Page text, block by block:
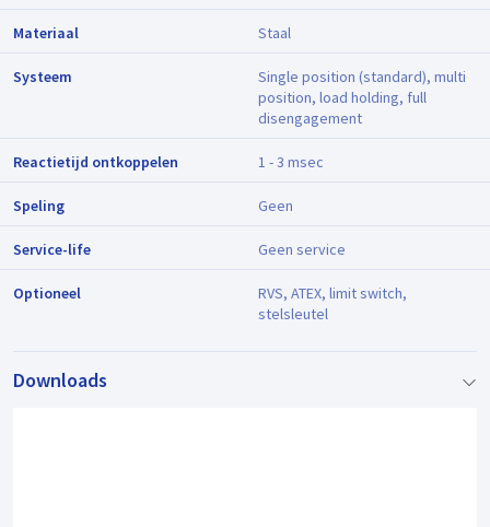
Materiaal Staal
Systeem
Single position (standard), multi
position, load holding, full
disengagement
Reactietijd ontkoppelen 1 - 3 msec
Speling Geen
Service-life Geen service
Optioneel
RVS, ATEX, limit switch,
stelsleutel
Downloads